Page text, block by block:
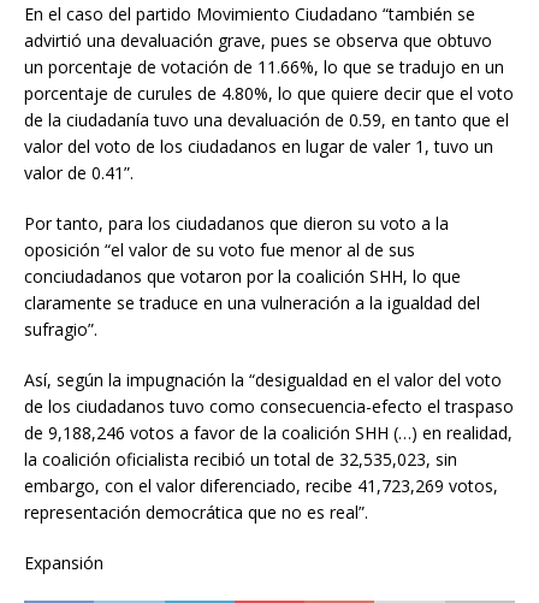
En el caso del partido Movimiento Ciudadano “también se
advirtió una devaluación grave, pues se observa que obtuvo
un porcentaje de votación de 11.66%, lo que se tradujo en un
porcentaje de curules de 4.80%, lo que quiere decir que el voto
de la ciudadanía tuvo una devaluación de 0.59, en tanto que el
valor del voto de los ciudadanos en lugar de valer 1, tuvo un
valor de 0.41”.
Por tanto, para los ciudadanos que dieron su voto a la
oposición “el valor de su voto fue menor al de sus
conciudadanos que votaron por la coalición SHH, lo que
claramente se traduce en una vulneración a la igualdad del
sufragio”.
Así, según la impugnación la “desigualdad en el valor del voto
de los ciudadanos tuvo como consecuencia-efecto el traspaso
de 9,188,246 votos a favor de la coalición SHH (…) en realidad,
la coalición oficialista recibió un total de 32,535,023, sin
embargo, con el valor diferenciado, recibe 41,723,269 votos,
representación democrática que no es real”.
Expansión